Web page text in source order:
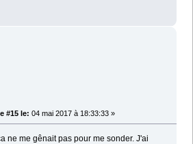
#15 le: 04 mai 2017 à 18:33:33 »
ne me gênait pas pour me sonder. J'ai